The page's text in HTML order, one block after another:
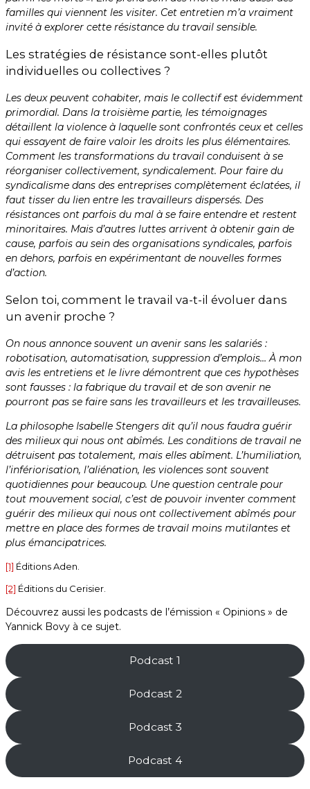
familles qui viennent les visiter. Cet entretien m’a vraiment
invité à explorer cette résistance du travail sensible.
Les stratégies de résistance sont-elles plutôt
individuelles ou collectives ?
Les deux peuvent cohabiter, mais le collectif est évidemment
primordial. Dans la troisième partie, les témoignages
détaillent la violence à laquelle sont confrontés ceux et celles
qui essayent de faire valoir les droits les plus élémentaires.
Comment les transformations du travail conduisent à se
réorganiser collectivement, syndicalement. Pour faire du
syndicalisme dans des entreprises complètement éclatées, il
faut tisser du lien entre les travailleurs dispersés. Des
résistances ont parfois du mal à se faire entendre et restent
minoritaires. Mais d’autres luttes arrivent à obtenir gain de
cause, parfois au sein des organisations syndicales, parfois
en dehors, parfois en expérimentant de nouvelles formes
d’action.
Selon toi, comment le travail va-t-il évoluer dans
un avenir proche ?
On nous annonce souvent un avenir sans les salariés :
robotisation, automatisation, suppression d’emplois… À mon
avis les entretiens et le livre démontrent que ces hypothèses
sont fausses : la fabrique du travail et de son avenir ne
pourront pas se faire sans les travailleurs et les travailleuses.
La philosophe Isabelle Stengers dit qu’il nous faudra guérir
des milieux qui nous ont abîmés. Les conditions de travail ne
détruisent pas totalement, mais elles abîment. L’humiliation,
l’infériorisation, l’aliénation, les violences sont souvent
quotidiennes pour beaucoup. Une question centrale pour
tout mouvement social, c’est de pouvoir inventer comment
guérir des milieux qui nous ont collectivement abîmés pour
mettre en place des formes de travail moins mutilantes et
plus émancipatrices.
[1] Éditions Aden.
[2] Éditions du Cerisier.
Découvrez aussi les podcasts de l’émission « Opinions » de
Yannick Bovy à ce sujet.
Podcast 1
Podcast 2
Podcast 3
Podcast 4